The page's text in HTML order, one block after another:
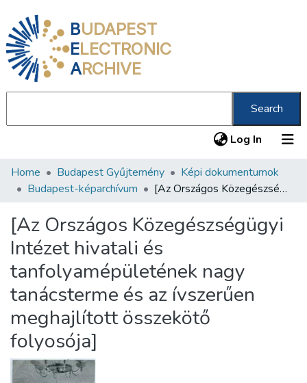
BUDAPEST
ELECTRONIC
ARCHIVE
Search
Log In (current)
Communities & Collections
Statistics
About us
Home Budapest Gyűjtemény
Képi dokumentumok
Budapest-képarchívum
[Az Országos Közegészségügyi Intézet hivatali és tanfolyamépületének nagy tanácsterme és az ívszerűen meghajlított összekötő folyosója]
[Az Országos Közegészségügyi
Intézet hivatali és
tanfolyamépületének nagy
tanácsterme és az ívszerűen
meghajlított összekötő
folyosója]